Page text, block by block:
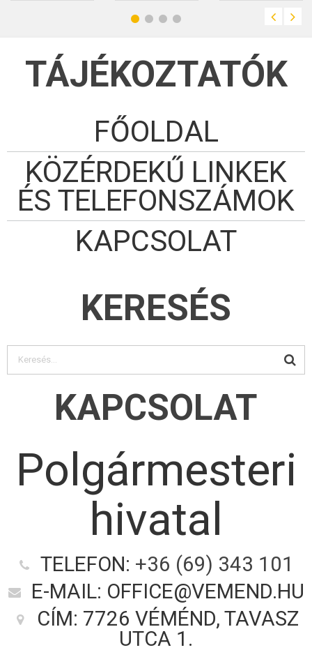
TÁJÉKOZTATÓK
FŐOLDAL
KÖZÉRDEKŰ LINKEK
ÉS TELEFONSZÁMOK
KAPCSOLAT
KERESÉS
KAPCSOLAT
Polgármesteri
hivatal
TELEFON: +36 (69) 343 101
E-MAIL: OFFICE@VEMEND.HU
CÍM: 7726 VÉMÉND, TAVASZ
UTCA 1.